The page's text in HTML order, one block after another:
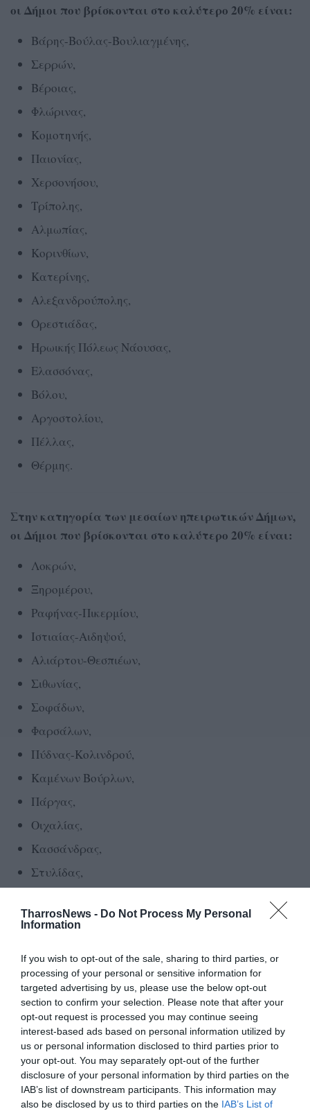
TharrosNews - Do Not Process My Personal
Information
If you wish to opt-out of the sale, sharing to third parties, or
processing of your personal or sensitive information for
targeted advertising by us, please use the below opt-out
section to confirm your selection. Please note that after your
opt-out request is processed you may continue seeing
interest-based ads based on personal information utilized by
us or personal information disclosed to third parties prior to
your opt-out. You may separately opt-out of the further
disclosure of your personal information by third parties on the
IAB’s list of downstream participants. This information may
also be disclosed by us to third parties on the IAB’s List of
οι Δήμοι που βρίσκονται στο καλύτερο 20% είναι:
Βάρης-Βούλας-Βουλιαγμένης,
Σερρών,
Βέροιας,
Φλώρινας,
Κομοτηνής,
Παιονίας,
Χερσονήσου,
Τρίπολης,
Αλμωπίας,
Κορινθίων,
Κατερίνης,
Αλεξανδρούπολης,
Ορεστιάδας,
Ηρωικής Πόλεως Νάουσας,
Ελασσόνας,
Βόλου,
Αργοστολίου,
Πέλλας,
Θέρμης.
Στην κατηγορία των μεσαίων ηπειρωτικών Δήμων,
οι Δήμοι που βρίσκονται στο καλύτερο 20% είναι:
Λοκρών,
Ξηρομέρου,
Ραφήνας-Πικερμίου,
Ιστιαίας-Αιδηψού,
Αλιάρτου-Θεσπιέων,
Σιθωνίας,
Σοφάδων,
Φαρσάλων,
Πύδνας-Κολινδρού,
Καμένων Βούρλων,
Πάργας,
Οιχαλίας,
Κασσάνδρας,
Στυλίδας,
Φαιστού,
Αποκορώνου,
Βέλου-Βόχας,
Μαρκοπούλου Μεσογαίας.
Στην κατηγορία των μικρών ηπειρωτικών και
μικρών ορεινών Δήμων, οι Δήμοι που βρίσκονται
στο καλύτερο 20% είναι: